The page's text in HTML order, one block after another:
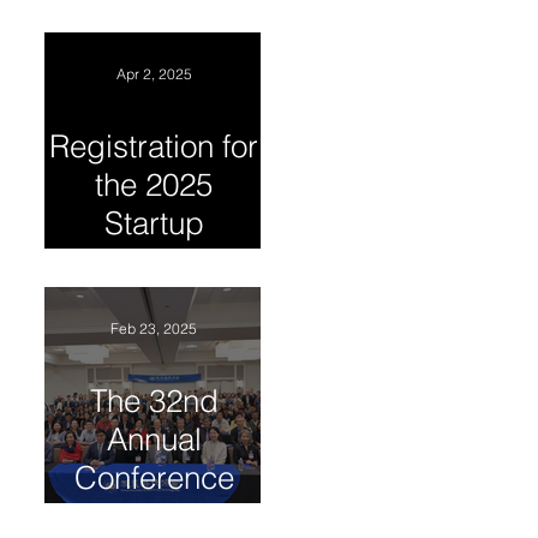
GLOBAL
INNOVATION
Registration for
the 2025
Startup
Competition
has begun
Apr 2, 2025
The 32nd
Annual
Conference
and Global
Feb 23, 2025